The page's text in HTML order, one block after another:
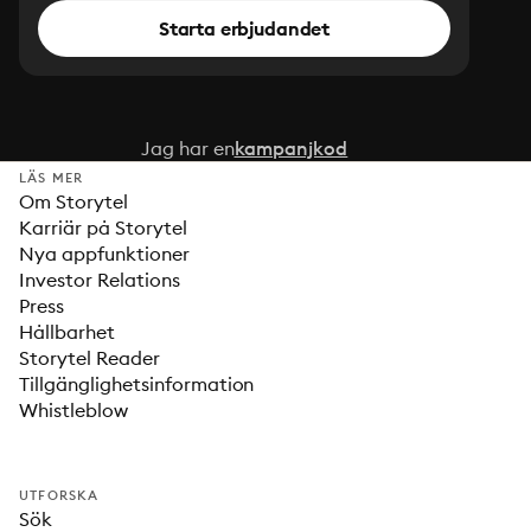
Starta erbjudandet
Jag har enkampanjkod
LÄS MER
Om Storytel
Karriär på Storytel
Nya appfunktioner
Investor Relations
Press
Hållbarhet
Storytel Reader
Tillgänglighetsinformation
Whistleblow
UTFORSKA
Sök